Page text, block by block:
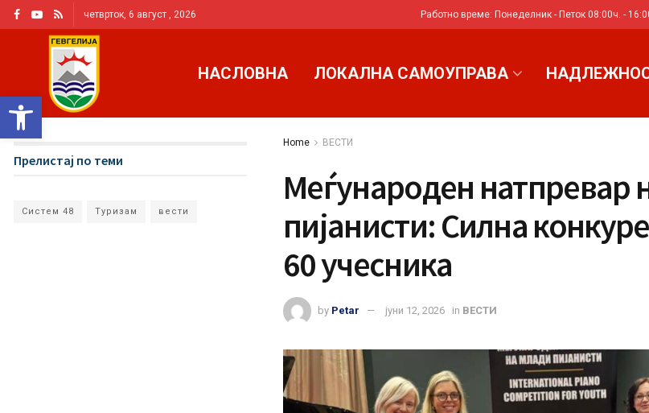
Open toolbar
четврток, 6 август , 2026 Работно време: Понеделник - Петок 08:00ч. -
НАСЛОВНА ЛОКАЛНА САМОУПРАВА
Home ВЕСТИ
Меѓународен натпревар
пијанисти: Силна
60 учесника
by Petar јуни 12, 2026 in ВЕСТИ
Прелистај по теми
Систем 48 Туризам вести